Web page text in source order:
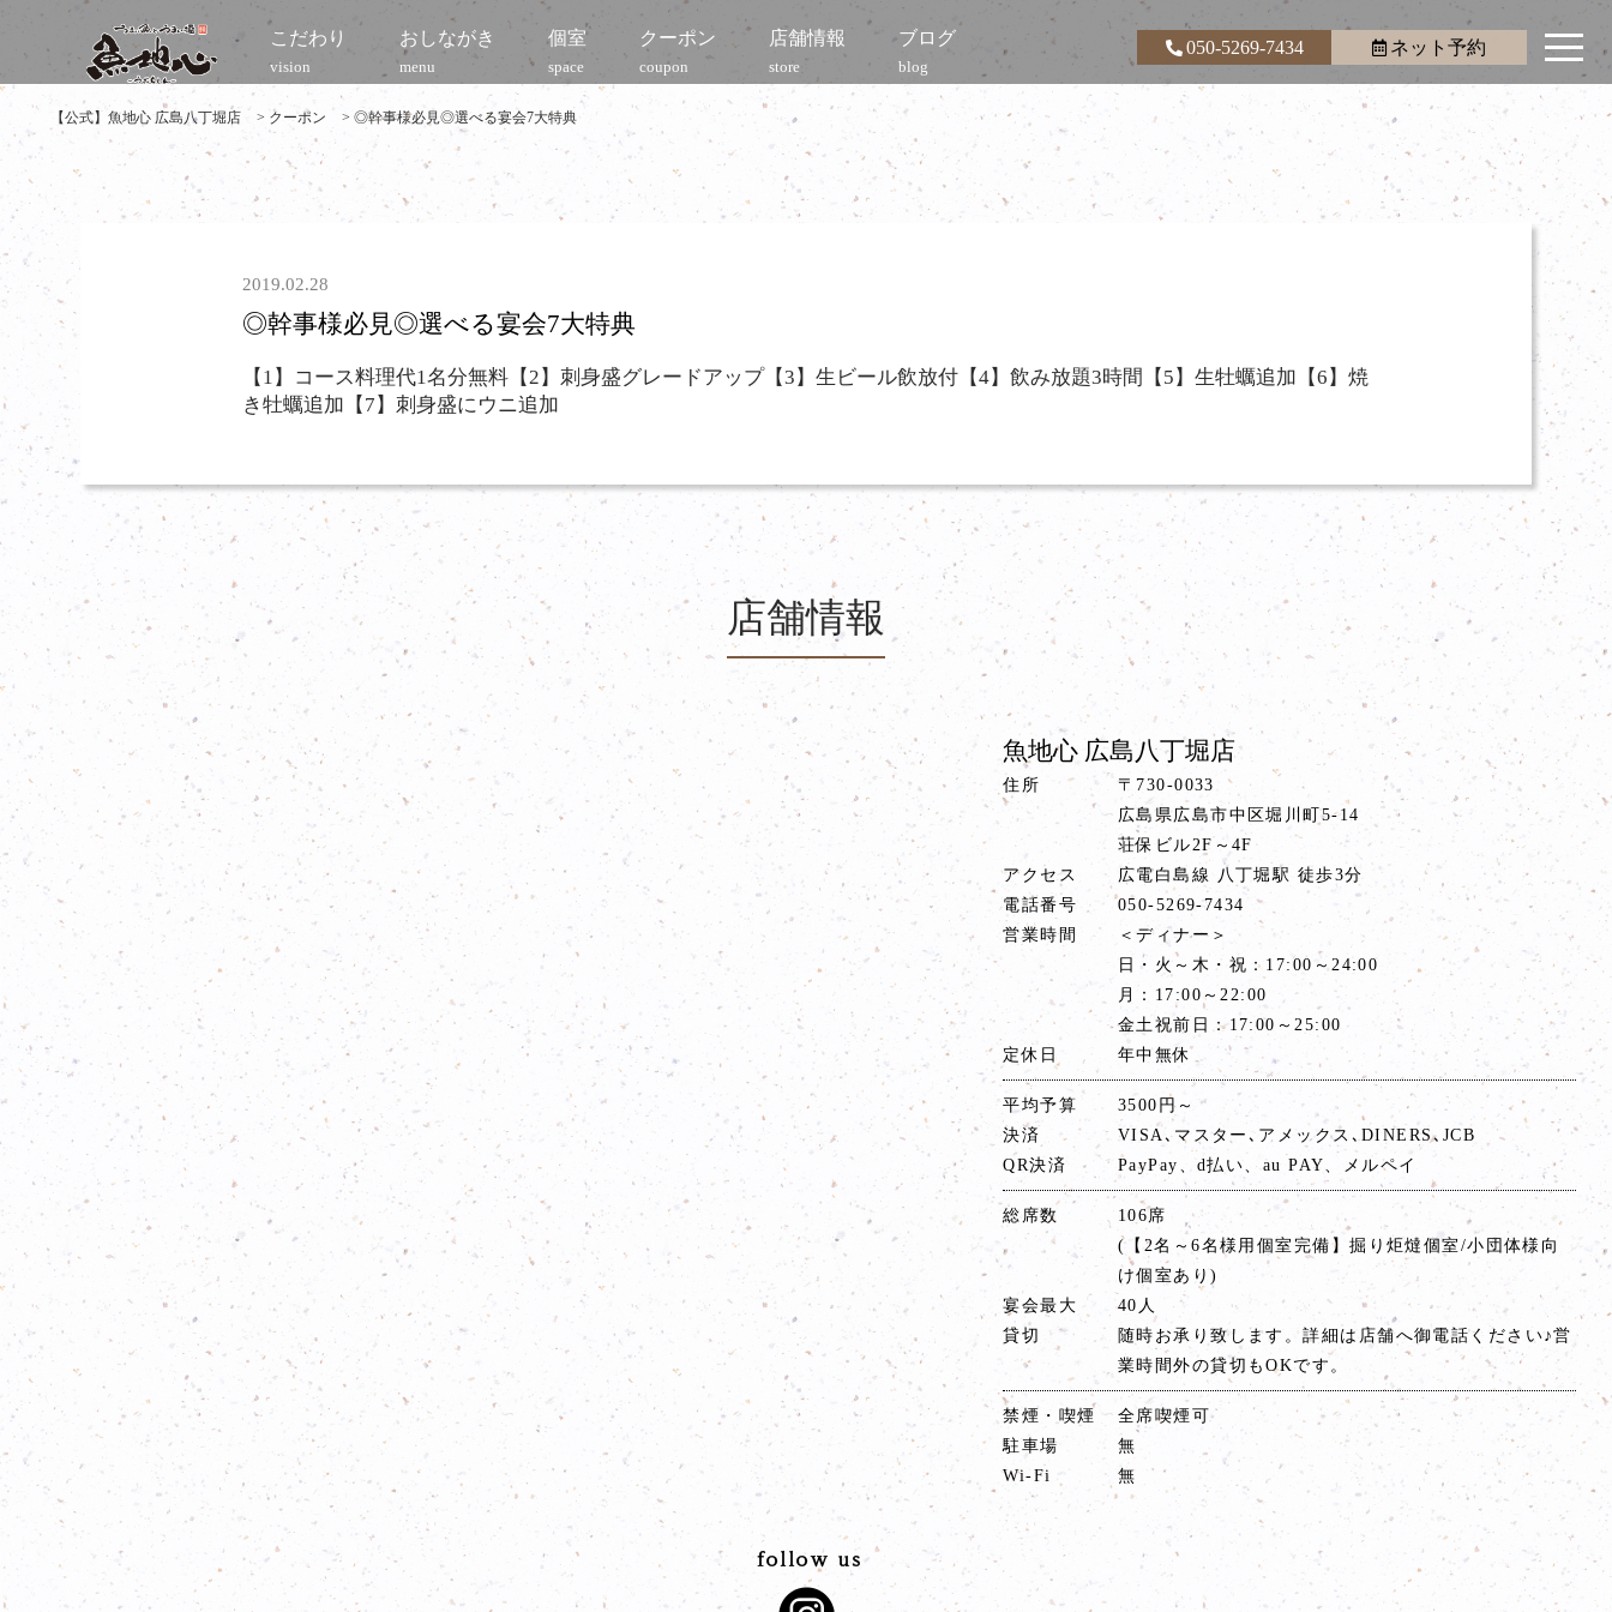
こだわり
vision
おしながき
menu
個室
space
クーポン
coupon
店舗情報
store
ブログ
blog
050-5269-7434 ネット予約
【公式】魚地心 広島八丁堀店 > クーポン > ◎幹事様必見◎選べる宴会7大特典
2019.02.28
◎幹事様必見◎選べる宴会7大特典
【1】コース料理代1名分無料【2】刺身盛グレードアップ【3】生ビール飲放付【4】飲み放題3時間【5】生牡蠣追加【6】焼
き牡蠣追加【7】刺身盛にウニ追加
店舗情報
魚地心 広島八丁堀店
住所
〒730-0033
広島県広島市中区堀川町5-14
荘保ビル2F～4F
アクセス
広電白島線 八丁堀駅 徒歩3分
電話番号
050-5269-7434
営業時間
＜ディナー＞
日・火～木・祝：17:00～24:00
月：17:00～22:00
金土祝前日：17:00～25:00
定休日
年中無休
平均予算
3500円～
決済
VISA､マスター､アメックス､DINERS､JCB
QR決済
PayPay、d払い、au PAY、メルペイ
総席数
106席
(【2名～6名様用個室完備】掘り炬燵個室/小団体様向
け個室あり)
宴会最大
40人
貸切
随時お承り致します。詳細は店舗へ御電話ください♪営
業時間外の貸切もOKです。
禁煙・喫煙
全席喫煙可
駐車場
無
Wi-Fi
無